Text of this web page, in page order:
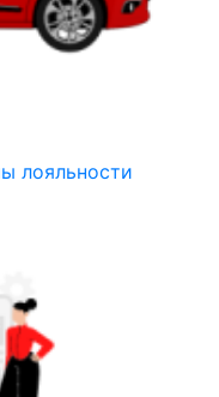
лояльности